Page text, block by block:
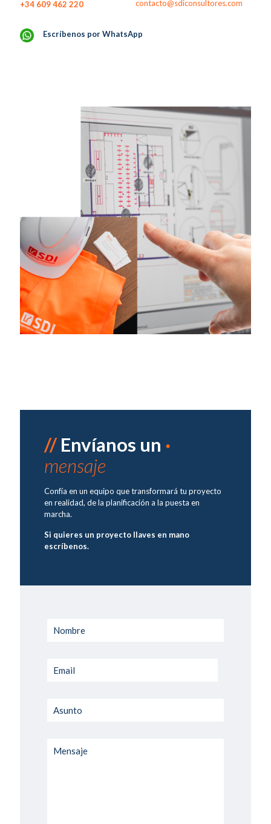
+34 609 462 220 contacto@sdiconsultores.com
Escríbenos por WhatsApp
//Envíanos un ·
mensaje
Confía en un equipo que transformará tu proyecto
en realidad, de la planificación a la puesta en
marcha.
Si quieres un proyecto llaves en mano
escríbenos.